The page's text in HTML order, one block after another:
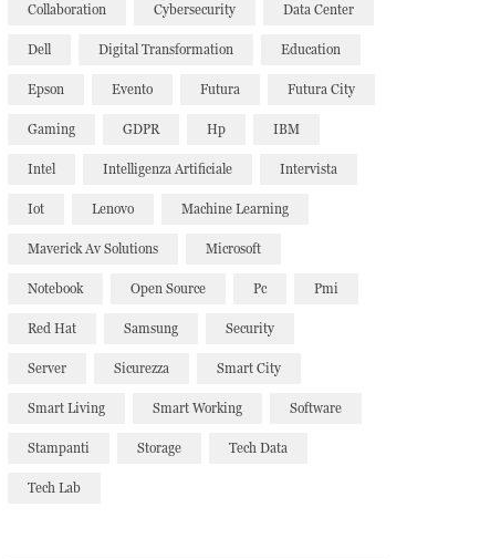
Collaboration Cybersecurity Data Center
Dell Digital Transformation Education
Epson Evento Futura Futura City
Gaming GDPR Hp IBM
Intel Intelligenza Artificiale Intervista
Iot Lenovo Machine Learning
Maverick Av Solutions Microsoft
Notebook Open Source Pc Pmi
Red Hat Samsung Security
Server Sicurezza Smart City
Smart Living Smart Working Software
Stampanti Storage Tech Data
Tech Lab